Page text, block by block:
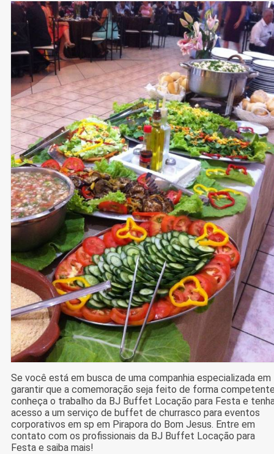
Se você está em busca de uma companhia especializada em
garantir que a comemoração seja feito de forma
conheça o trabalho da BJ Buffet Locação para Festa e
acesso a um serviço de buffet de churrasco para eventos
corporativos em sp em Pirapora do Bom Jesus. Entre em
contato com os profissionais da BJ Buffet Locação para
Festa e saiba mais!